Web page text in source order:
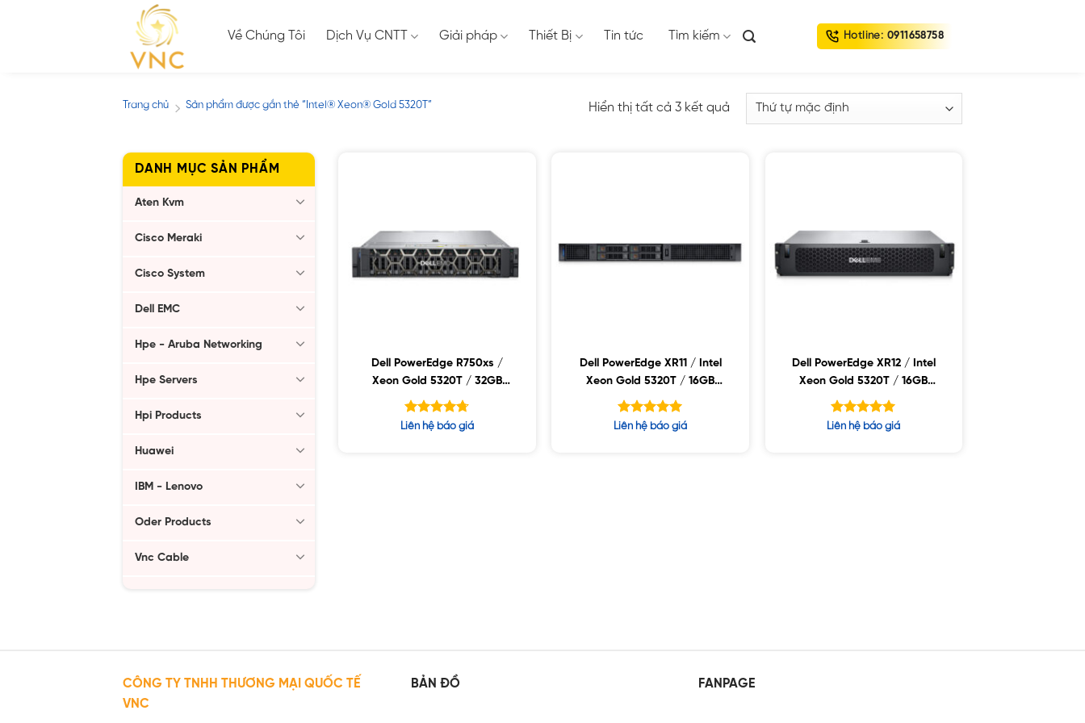
Về Chúng Tôi Dịch Vụ CNTT Giải pháp Thiết Bị Tin tức Tìm kiếm Hotline: 0911658758
Trang chủ / Sản phẩm được gắn thẻ “Intel® Xeon® Gold 5320T” Hiển thị tất cả 3 kết quả
DANH MỤC SẢN PHẨM
Aten Kvm
Cisco Meraki
Cisco System
Dell EMC
Hpe - Aruba Networking
Hpe Servers
Hpi Products
Huawei
IBM - Lenovo
Oder Products
Vnc Cable
Dell PowerEdge R750xs /
Xeon Gold 5320T / 32GB
RDIMM / 1.2TB SAS / PW
Được xếp
Liên hệ báo giá
Dell PowerEdge XR11 / Intel
Xeon Gold 5320T / 16GB
RDIMM / 960GB SSD / PS
Được xếp
Liên hệ báo giá
Dell PowerEdge XR12 / Intel
Xeon Gold 5320T / 16GB
RDIMM / 960GB SSD / PS
Được xếp
Liên hệ báo giá
CÔNG TY TNHH THƯƠNG MẠI QUỐC TẾ
VNC
BẢN ĐỒ FANPAGE